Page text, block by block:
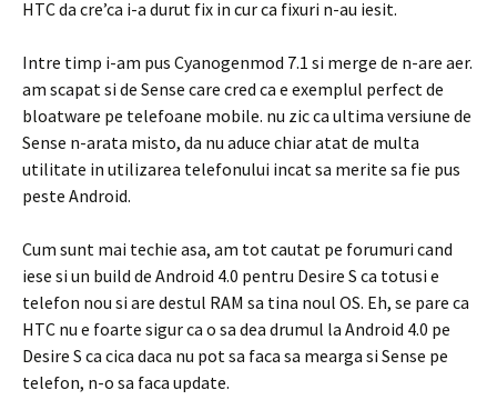
HTC da cre’ca i-a durut fix in cur ca fixuri n-au iesit.
Intre timp i-am pus Cyanogenmod 7.1 si merge de n-are aer.
am scapat si de Sense care cred ca e exemplul perfect de
bloatware pe telefoane mobile. nu zic ca ultima versiune de
Sense n-arata misto, da nu aduce chiar atat de multa
utilitate in utilizarea telefonului incat sa merite sa fie pus
peste Android.
Cum sunt mai techie asa, am tot cautat pe forumuri cand
iese si un build de Android 4.0 pentru Desire S ca totusi e
telefon nou si are destul RAM sa tina noul OS. Eh, se pare ca
HTC nu e foarte sigur ca o sa dea drumul la Android 4.0 pe
Desire S ca cica daca nu pot sa faca sa mearga si Sense pe
telefon, n-o sa faca update.